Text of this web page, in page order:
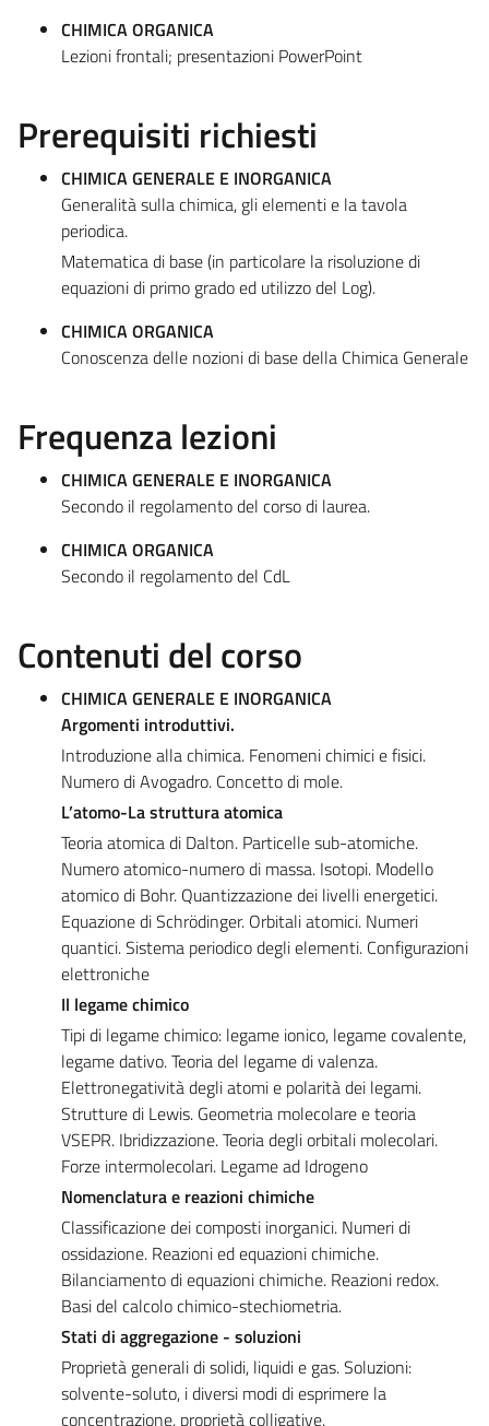
CHIMICA ORGANICA
Lezioni frontali; presentazioni PowerPoint
Prerequisiti richiesti
CHIMICA GENERALE E INORGANICA
Generalità sulla chimica, gli elementi e la tavola
periodica.
Matematica di base (in particolare la risoluzione di
equazioni di primo grado ed utilizzo del Log).
CHIMICA ORGANICA
Conoscenza delle nozioni di base della Chimica Generale
Frequenza lezioni
CHIMICA GENERALE E INORGANICA
Secondo il regolamento del corso di laurea.
CHIMICA ORGANICA
Secondo il regolamento del CdL
Contenuti del corso
CHIMICA GENERALE E INORGANICA
Argomenti introduttivi.
Introduzione alla chimica. Fenomeni chimici e fisici.
Numero di Avogadro. Concetto di mole.
L’atomo-La struttura atomica
Teoria atomica di Dalton. Particelle sub-atomiche.
Numero atomico-numero di massa. Isotopi. Modello
atomico di Bohr. Quantizzazione dei livelli energetici.
Equazione di Schrödinger. Orbitali atomici. Numeri
quantici. Sistema periodico degli elementi. Configurazioni
elettroniche
Il legame chimico
Tipi di legame chimico: legame ionico, legame covalente,
legame dativo. Teoria del legame di valenza.
Elettronegatività degli atomi e polarità dei legami.
Strutture di Lewis. Geometria molecolare e teoria
VSEPR. Ibridizzazione. Teoria degli orbitali molecolari.
Forze intermolecolari. Legame ad Idrogeno
Nomenclatura e reazioni chimiche
Classificazione dei composti inorganici. Numeri di
ossidazione. Reazioni ed equazioni chimiche.
Bilanciamento di equazioni chimiche. Reazioni redox.
Basi del calcolo chimico-stechiometria.
Stati di aggregazione - soluzioni
Proprietà generali di solidi, liquidi e gas. Soluzioni:
solvente-soluto, i diversi modi di esprimere la
concentrazione, proprietà colligative.